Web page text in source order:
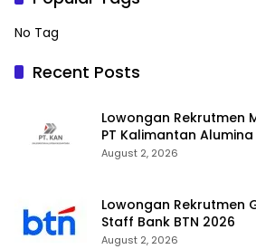
No Tag
Recent Posts
Lowongan Rekrutmen
PT Kalimantan
August 2, 2026
Lowongan Rekrutmen
Staff Bank BTN 2026
August 2, 2026